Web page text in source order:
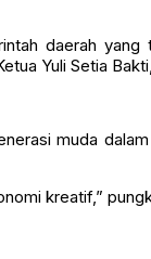
daerah yang
Yuli Setia Bakti,
muda
kreatif,”